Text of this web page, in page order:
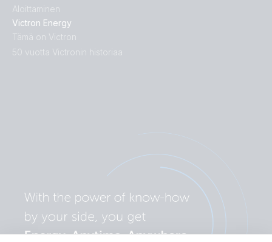
Aloittaminen
Victron Energy
Tämä on Victron
50 vuotta Victronin historiaa